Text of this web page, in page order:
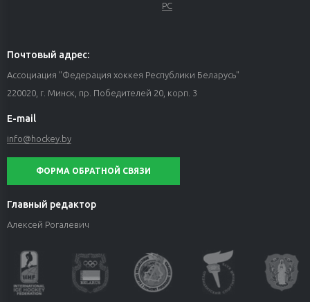
РС
Почтовый адрес:
Ассоциация "Федерация хоккея Республики Беларусь"
220020, г. Минск, пр. Победителей 20, корп. 3
E-mail
info@hockey.by
ФОРМА ОБРАТНОЙ СВЯЗИ
Главный редактор
Алексей Рогалевич